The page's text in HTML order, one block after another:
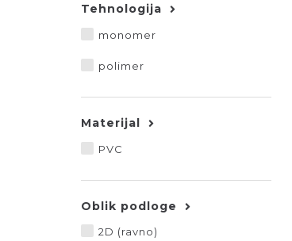
Tehnologija
monomer
polimer
Materijal
PVC
Oblik podloge
2D (ravno)